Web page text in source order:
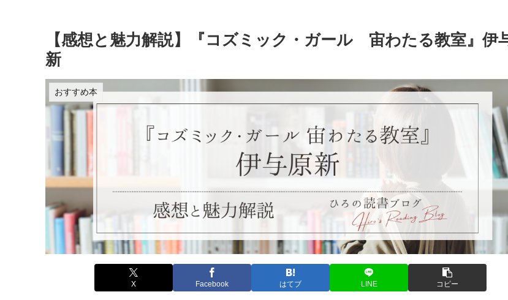
【感想と魅力解説】『コズミック・ガール 宙わたる教室』伊
新
おすすめ本
X Facebook はてブ LINE コピー